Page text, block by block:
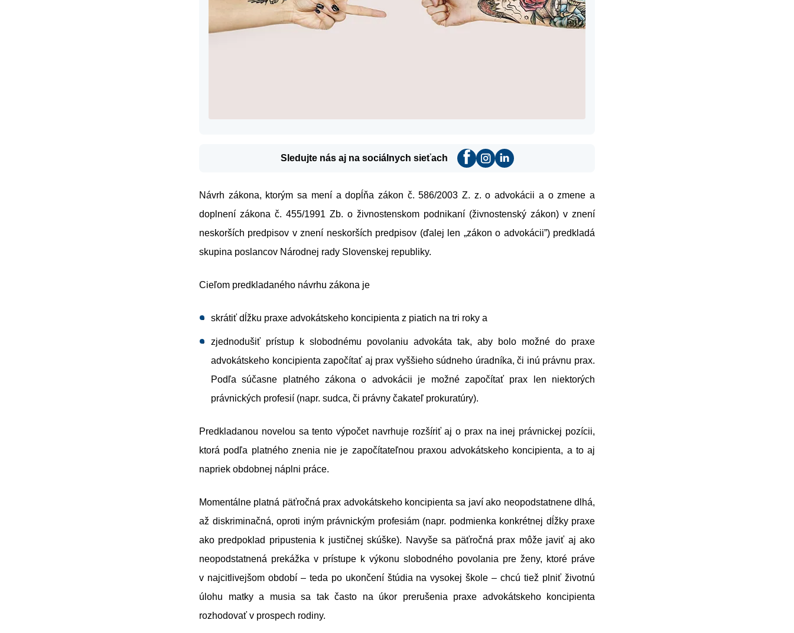
Sledujte nás aj na sociálnych sieťach
Návrh zákona, ktorým sa mení a dopĺňa zákon č. 586/2003 Z. z. o advokácii a o zmene a
doplnení zákona č. 455/1991 Zb. o živnostenskom podnikaní (živnostenský zákon) v znení
neskorších predpisov v znení neskorších predpisov (ďalej len „zákon o advokácii”) predkladá
skupina poslancov Národnej rady Slovenskej republiky.
Cieľom predkladaného návrhu zákona je
skrátiť dĺžku praxe advokátskeho koncipienta z piatich na tri roky a
zjednodušiť prístup k slobodnému povolaniu advokáta tak, aby bolo možné do praxe
advokátskeho koncipienta započítať aj prax vyššieho súdneho úradníka, či inú právnu prax.
Podľa súčasne platného zákona o advokácii je možné započítať prax len niektorých
právnických profesií (napr. sudca, či právny čakateľ prokuratúry).
Predkladanou novelou sa tento výpočet navrhuje rozšíriť aj o prax na inej právnickej pozícii,
ktorá podľa platného znenia nie je započítateľnou praxou advokátskeho koncipienta, a to aj
napriek obdobnej náplni práce.
Momentálne platná päťročná prax advokátskeho koncipienta sa javí ako neopodstatnene dlhá,
až diskriminačná, oproti iným právnickým profesiám (napr. podmienka konkrétnej dĺžky praxe
ako predpoklad pripustenia k justičnej skúške). Navyše sa päťročná prax môže javiť aj ako
neopodstatnená prekážka v prístupe k výkonu slobodného povolania pre ženy, ktoré práve
v najcitlivejšom období – teda po ukončení štúdia na vysokej škole – chcú tiež plniť životnú
úlohu matky a musia sa tak často na úkor prerušenia praxe advokátskeho koncipienta
rozhodovať v prospech rodiny.